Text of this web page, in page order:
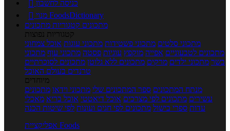
 כניסה לחשבון

מנוי FoodsDictionary
מתכונים קטגוריות מתכונים
קטגוריות נפוצות
מתכוני סלטים מתכוני פשטידות מתכוני עוגות אוכל צמחוני
מתכונים לטבעוניים אפייה מוקפץ עוגיות פסטה מתכוני עוף מתכוני
בשר מתכוני ילדים מרקים מתכונים ללא גלוטן מתכונים לסוכרתיים
טרנדים בעולם האוכל
מיוחדים
מנתח המתכונים ספר המתכונים שלי מתכוני וידאו מתכונים
עשירים מתכונים לפי מצרכים אוכל דיאטטי אוכל בריא מאכלי
עדות ספרי בישול מתכונים לפי חגים ועונות לפי שיטות הכנה
אפליקציית Foods